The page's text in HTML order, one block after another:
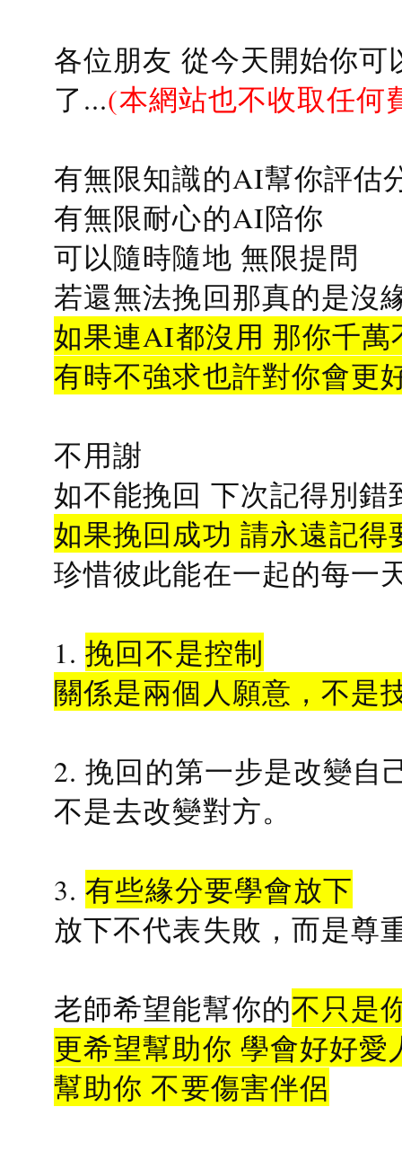
各位朋友 從今天開始你
了...(本網站也不收取任何
有無限知識的AI幫你評估
有無限耐心的AI陪你
可以隨時隨地 無限提問
若還無法挽回那真的是沒
如果連AI都沒用 那你千
有時不強求也許對你會更
不用謝
如不能挽回 下次記得別錯
如果挽回成功 請永遠記得
珍惜彼此能在一起的每一
1.挽回不是控制
關係是兩個人願意，不是
2. 挽回的第一步是改變自
不是去改變對方。
3.有些緣分要學會放下
放下不代表失敗，而是尊
老師希望能幫你的不只是
更希望幫助你 學會好好愛
幫助你 不要傷害伴侶